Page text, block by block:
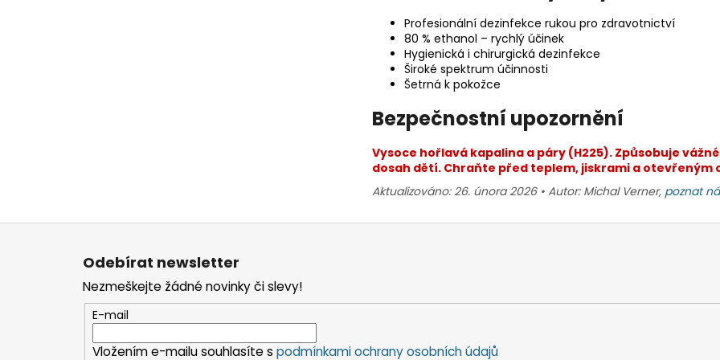
Profesionální dezinfekce rukou pro zdravotnictví
80 % ethanol – rychlý účinek
Hygienická i chirurgická dezinfekce
Široké spektrum účinnosti
Šetrná k pokožce
Bezpečnostní upozornění
Vysoce hořlavá kapalina a páry (H225). Způsobuje
dosah dětí. Chraňte před teplem, jiskrami a otevřeným
Aktualizováno: 26. února 2026 • Autor: Michal Verner, poznat
Z
Odebírat newsletter
Nezmeškejte žádné novinky či slevy!
E-mail
Vložením e-mailu souhlasíte s podmínkami ochrany osobních údajů